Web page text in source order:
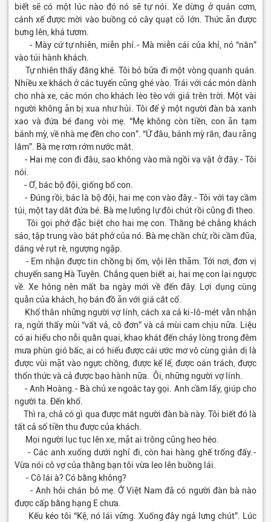
biết sẽ có một lúc nào đó nó sẽ tự nói. Xe dừng ở quán cơm,
cánh xế được mời vào buồng có cây quạt cỡ lớn. Thức ăn được
bưng lên, khá tươm.
- Mày cứ tự nhiên, miễn phí.- Mà miễn cái của khỉ, nó “nắn”
vào túi hành khách.
Tự nhiên thấy đắng khé. Tôi bỏ bữa đi một vòng quanh quán.
Nhiều xe khách ở các tuyến cũng ghé vào. Trái với các món dành
cho nhà xe, các món cho khách lèo tèo với giá trên trời. Một vài
người không ăn bị xua như hủi. Tôi để ý một người đàn bà xanh
xao và đứa bé đang vòi mẹ. “Mẹ không còn tiền, con ăn tạm
bánh mỳ, về nhà mẹ đền cho con”. “Ứ đâu, bánh mỳ rắn, đau răng
lắm”. Bà mẹ rơm rớm nước mắt.
- Hai mẹ con đi đâu, sao không vào mà ngồi vạ vật ở đây.- Tôi
nói.
- Ơ, bác bộ đội, giống bố con.
- Đúng rồi, bác là bộ đội, hai mẹ con vào đây.- Tôi với tay cầm
túi, một tay dắt đứa bé. Bà mẹ lưỡng lự đôi chút rồi cũng đi theo.
Tôi gọi phở đặc biệt cho hai mẹ con. Thằng bé chẳng khách
sáo, tập trung vào bát phở của nó. Bà mẹ chần chừ, rồi cầm đũa,
dáng vẻ rụt rè, ngượng ngập.
- Em nhận được tin chồng bị ốm, vội lên thăm. Tới nơi, đơn vị
chuyển sang Hà Tuyên. Chẳng quen biết ai, hai mẹ con lại ngược
về. Xe hỏng nên mất ba ngày mới về đến đây. Lợi dụng cùng
quẫn của khách, họ bán đồ ăn với giá cắt cổ.
Khổ thân những người vợ lính, cách xa cả ki-lô-mét vẫn nhận
ra, ngửi thấy mùi “vất vả, cô đơn” và cả mùi cam chịu nữa. Liệu
có ai hiểu cho nỗi quằn quại, khao khát đến cháy lòng trong đêm
mưa phùn gió bấc, ai có hiểu được cái ước mơ vô cùng giản dị là
được vùi mặt vào ngực chồng, được kể lể, được oán trách, được
thổn thức và cả được bạo hành nữa. Ôi, những người vợ lính.
- Anh Hoàng.- Bà chủ xe ngoắc tay gọi. Anh cầm lấy, giúp cho
người ta. Đến khổ.
Thì ra, chả có gì qua được mắt người đàn bà này. Tôi biết đó là
tất cả số tiền thu được của khách.
Mọi người lục tục lên xe, mặt ai trông cũng heo héo.
- Các anh xuống dưới nghỉ đi, còn hai hàng ghế trống đấy.-
Vừa nói cô vợ của thằng bạn tôi vừa leo lên buồng lái.
- Cô lái à? Có bằng không?
- Anh hỏi chán bỏ mẹ. Ở Việt Nam đã có người đàn bà nào
được cấp bằng hạng E chưa.
Kếu kéo tôi “Kệ, nó lái vững. Xuống đây ngả lưng chút”. Lúc